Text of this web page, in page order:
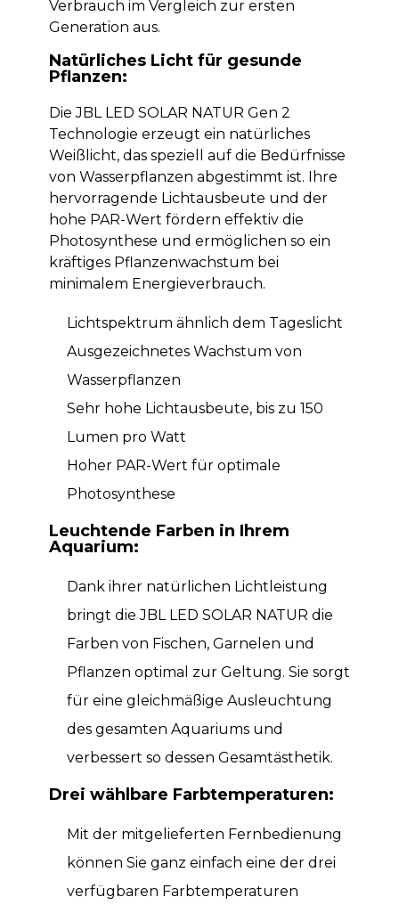
Verbrauch im Vergleich zur ersten
Generation aus.
Natürliches Licht für gesunde
Pflanzen:
Die JBL LED SOLAR NATUR Gen 2
Technologie erzeugt ein natürliches
Weißlicht, das speziell auf die Bedürfnisse
von Wasserpflanzen abgestimmt ist. Ihre
hervorragende Lichtausbeute und der
hohe PAR-Wert fördern effektiv die
Photosynthese und ermöglichen so ein
kräftiges Pflanzenwachstum bei
minimalem Energieverbrauch.
Lichtspektrum ähnlich dem Tageslicht
Ausgezeichnetes Wachstum von
Wasserpflanzen
Sehr hohe Lichtausbeute, bis zu 150
Lumen pro Watt
Hoher PAR-Wert für optimale
Photosynthese
Leuchtende Farben in Ihrem
Aquarium:
Dank ihrer natürlichen Lichtleistung
bringt die JBL LED SOLAR NATUR die
Farben von Fischen, Garnelen und
Pflanzen optimal zur Geltung. Sie sorgt
für eine gleichmäßige Ausleuchtung
des gesamten Aquariums und
verbessert so dessen Gesamtästhetik.
Drei wählbare Farbtemperaturen:
Mit der mitgelieferten Fernbedienung
können Sie ganz einfach eine der drei
verfügbaren Farbtemperaturen